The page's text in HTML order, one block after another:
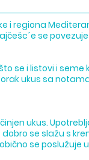
i regiona
se
se i listovi i seme
ukus sa
ukus.
se slažu s
se poslužuje